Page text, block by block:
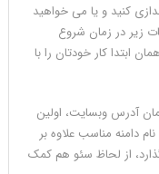
کنید و یا می خواهید
زیر در زمان شروع
ابتدا کار خودتان را با
آدرس وبسایت، اولین
دامنه مناسب علاوه بر
از لحاظ سئو هم کمک